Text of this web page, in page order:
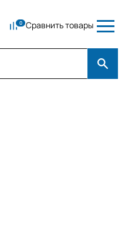
Сравнить товары